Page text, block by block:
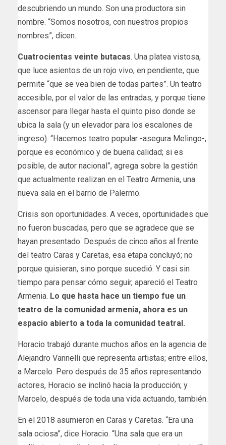
descubriendo un mundo. Son una productora sin
nombre. “Somos nosotros, con nuestros propios
nombres”, dicen.
Cuatrocientas veinte butacas. Una platea vistosa,
que luce asientos de un rojo vivo, en pendiente, que
permite “que se vea bien de todas partes”. Un teatro
accesible, por el valor de las entradas, y porque tiene
ascensor para llegar hasta el quinto piso donde se
ubica la sala (y un elevador para los escalones de
ingreso). “Hacemos teatro popular -asegura Melingo-,
porque es económico y de buena calidad; si es
posible, de autor nacional”, agrega sobre la gestión
que actualmente realizan en el Teatro Armenia, una
nueva sala en el barrio de Palermo.
Crisis son oportunidades. A veces, oportunidades que
no fueron buscadas, pero que se agradece que se
hayan presentado. Después de cinco años al frente
del teatro Caras y Caretas, esa etapa concluyó; no
porque quisieran, sino porque sucedió. Y casi sin
tiempo para pensar cómo seguir, apareció el Teatro
Armenia. Lo que hasta hace un tiempo fue un
teatro de la comunidad armenia, ahora es un
espacio abierto a toda la comunidad teatral.
Horacio trabajó durante muchos años en la agencia de
Alejandro Vannelli que representa artistas; entre ellos,
a Marcelo. Pero después de 35 años representando
actores, Horacio se inclinó hacia la producción; y
Marcelo, después de toda una vida actuando, también.
En el 2018 asumieron en Caras y Caretas. “Era una
sala ociosa”, dice Horacio. “Una sala que era un